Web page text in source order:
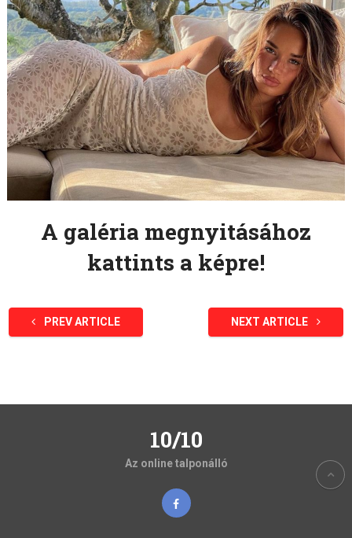
A galéria megnyitásához
kattints a képre!
PREV ARTICLE NEXT ARTICLE
10/10
Az online talponálló